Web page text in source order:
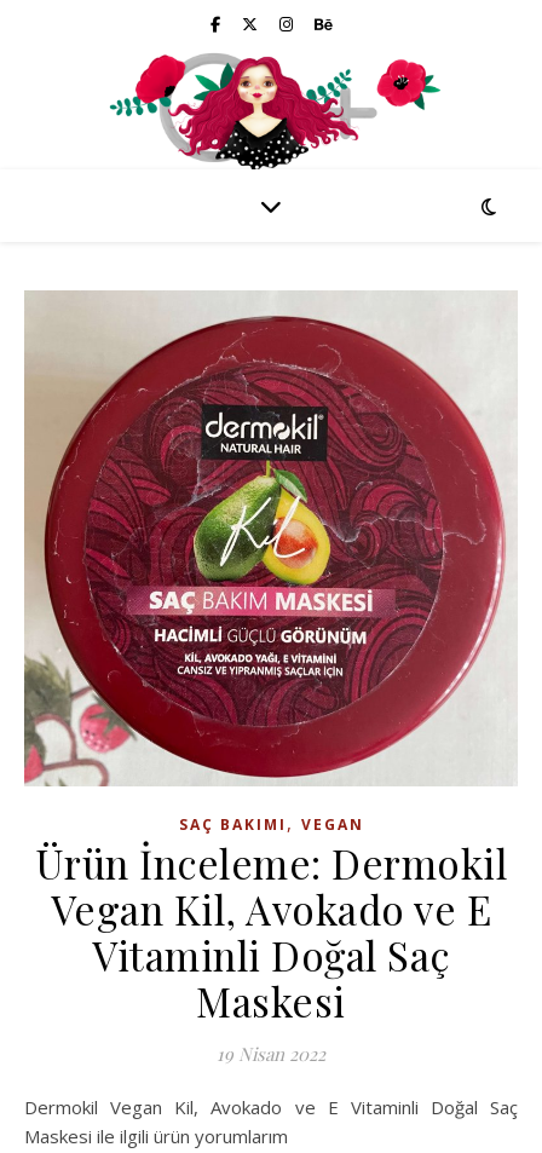
SAÇ BAKIMI , VEGAN
Ürün İnceleme: Dermokil
Vegan Kil, Avokado ve E
Vitaminli Doğal Saç
Maskesi
19 Nisan 2022
Dermokil Vegan Kil, Avokado ve E Vitaminli Doğal Saç
Maskesi ile ilgili ürün yorumlarım